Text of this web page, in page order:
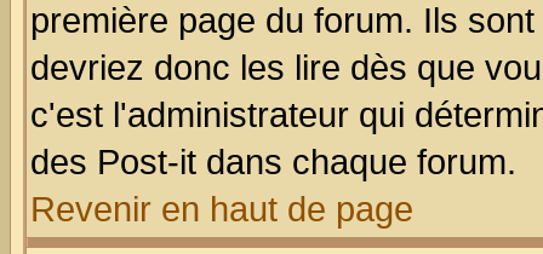
première page du forum. Ils
devriez donc les lire dès que
c'est l'administrateur qui
des Post-it dans chaque forum.
Revenir en haut de page